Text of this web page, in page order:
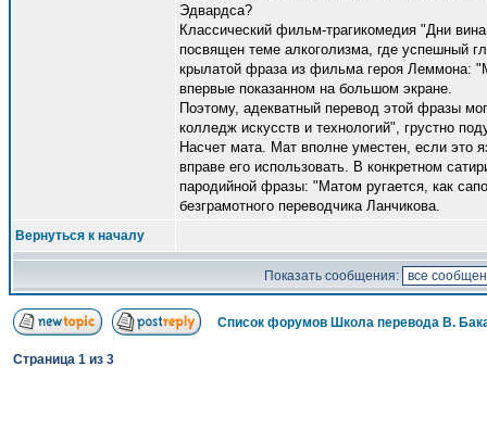
Эдвардса?
Классический фильм-трагикомедия "Дни
посвящен теме алкоголизма, где успешный
крылатой фраза из фильма героя Леммона:
впервые показанном на большом экране.
Поэтому, адекватный перевод этой фразы
колледж искусств и технологий", грустно
Насчет мата. Мат вполне уместен, если это
вправе его использовать. В конкретном
пародийной фразы: "Матом ругается, как
безграмотного переводчика Ланчикова.
Вернуться к началу
Показать сообщения:
Список форумов Школа перевода В.
Страница 1 из 3